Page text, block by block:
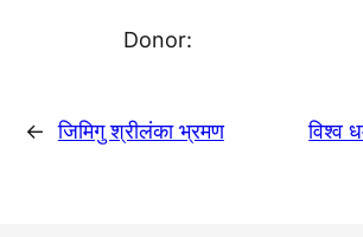
Donor:
← जिमिगु श्रीलंका भ्रमण विश्व